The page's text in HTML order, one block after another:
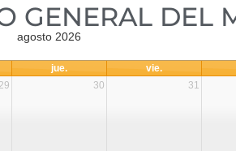
GENERAL DEL
agosto 2026
jue. vie.
29 30 31